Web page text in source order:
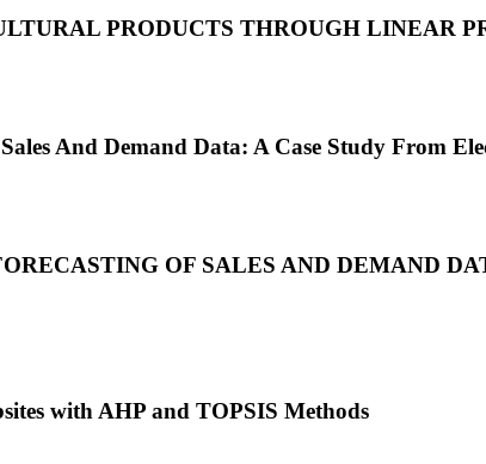
PRODUCTS THROUGH LINEAR
And Demand Data: A Case Study From
OF SALES AND DEMAND
with AHP and TOPSIS Methods